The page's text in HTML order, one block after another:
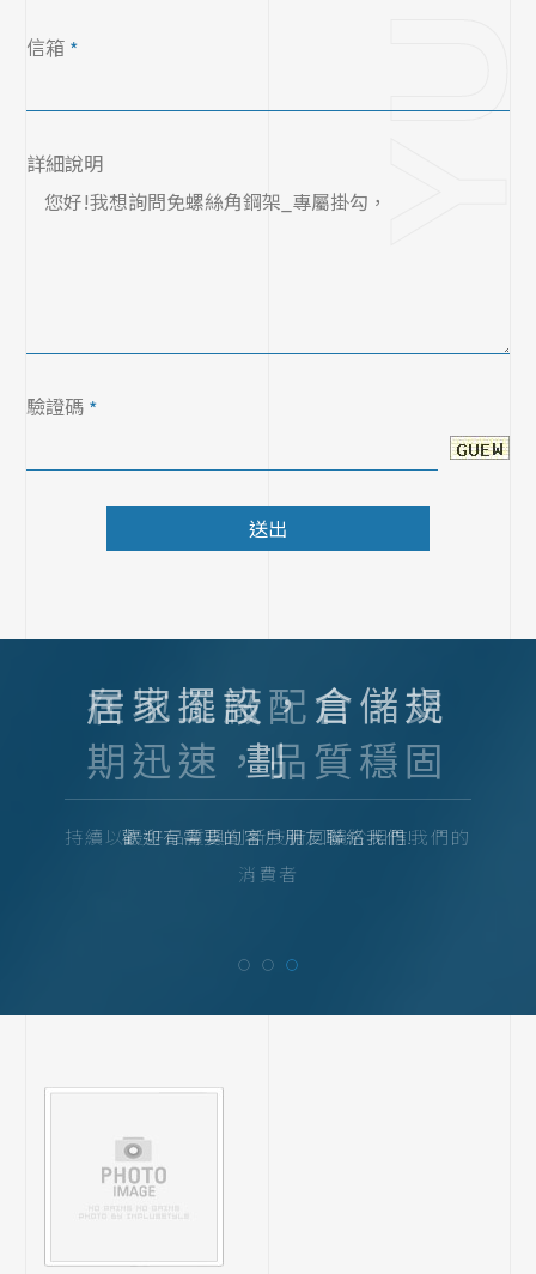
信箱 *
詳細說明
驗證碼 *
送出
居家擺設，倉儲規
劃
歡迎有需要的客戶朋友聯絡我們!